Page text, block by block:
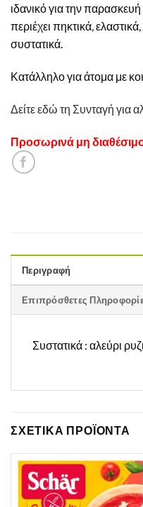
ιδανικό για την
περιέχει πηκτικά,
συστατικά.
Κατάλληλο για άτομα με
Δείτε εδώ τη Συνταγή για
Προσωρινά μη
Περιγραφή
Επιπρόσθετες
Συστατικά : αλεύρι
ΣΧΕΤΙΚΑ ΠΡΟΪΟΝΤΑ